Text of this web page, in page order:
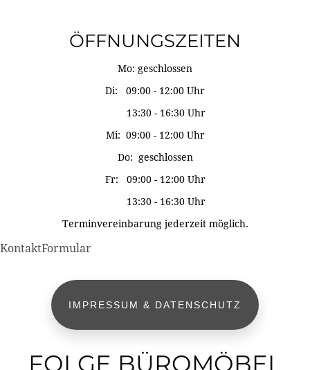
ÖFFNUNGSZEITEN
Mo: geschlossen
Di: 09:00 - 12:00 Uhr
13:30 - 16:30 Uhr
Mi: 09:00 - 12:00 Uhr
Do: geschlossen
Fr: 09:00 - 12:00 Uhr
13:30 - 16:30 Uhr
Terminvereinbarung jederzeit möglich.
KontaktFormular
IMPRESSUM & DATENSCHUTZ
FOLGE BÜROMÖBEL